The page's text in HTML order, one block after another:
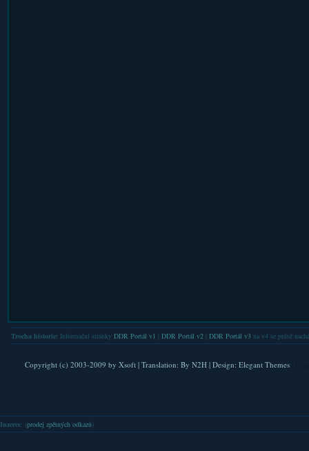
Trocha historie: Informační stránky DDR Portál v1 DDR Portál v2| DDR Portál v3na v4 se právě
Copyright (c) 2003-2009 by Xsoft| Translation: By N2H| Design: Elegant Themes
Inzerce: (prodej zpětných odkazů )